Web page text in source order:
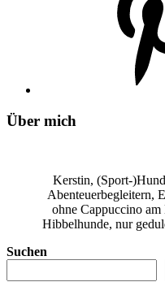
Über mich
Kerstin, (Sport-
Abenteuerbegleitern,
ohne Cappuccino
Hibbelhunde, nur
Suchen